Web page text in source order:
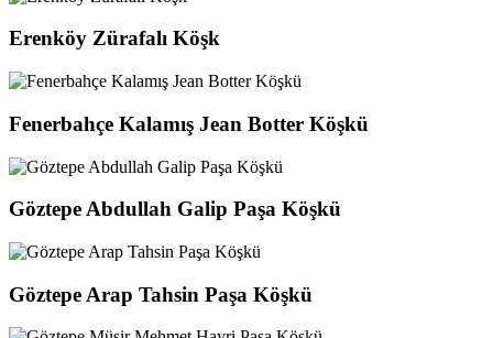
Erenköy Zürafalı Köşk
Fenerbahçe Kalamış Jean Botter Köşkü
Göztepe Abdullah Galip Paşa Köşkü
Göztepe Arap Tahsin Paşa Köşkü